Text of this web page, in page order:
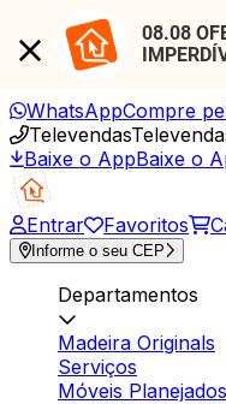
08.08
WhatsAppCompre
Televendas
Baixe o AppBaixe o
Entrar Favoritos
Informe o seu CEP
Departamentos
Madeira Originals
Serviços
Móveis Planejados